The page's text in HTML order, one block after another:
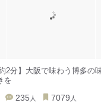
2分】大阪で味わう博多の
を
235 人 7079 人